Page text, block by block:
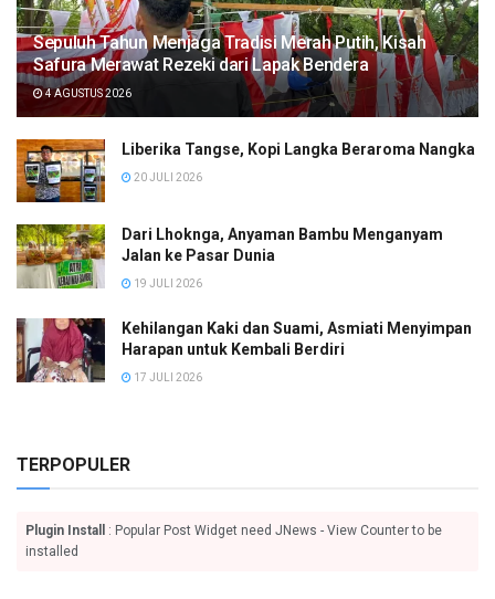
Sepuluh Tahun Menjaga Tradisi Merah Putih, Kisah
Safura Merawat Rezeki dari Lapak Bendera
4 AGUSTUS 2026
Liberika Tangse, Kopi Langka Beraroma Nangka
20 JULI 2026
Dari Lhoknga, Anyaman Bambu Menganyam
Jalan ke Pasar Dunia
19 JULI 2026
Kehilangan Kaki dan Suami, Asmiati Menyimpan
Harapan untuk Kembali Berdiri
17 JULI 2026
TERPOPULER
Plugin Install
: Popular Post Widget need JNews - View Counter to be
installed